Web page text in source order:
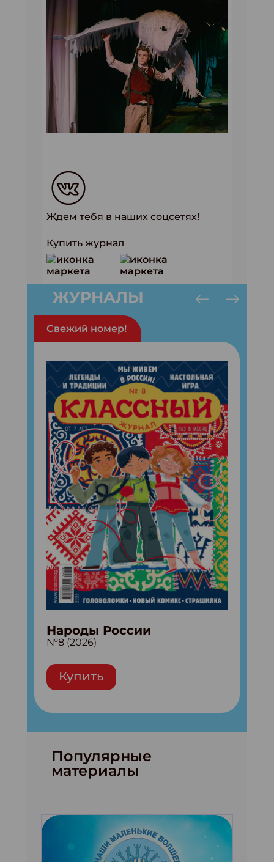
Ждем тебя в наших соцсетях!
Купить журнал
ЖУРНАЛЫ
Свежий номер!
Народы России
№8 (2026)
Купить
Популярные
материалы